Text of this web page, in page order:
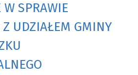
W SPRAWIE
UDZIAŁEM GMINY